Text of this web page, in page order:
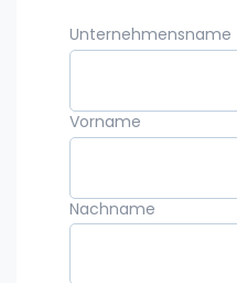
Unternehmensname
Vorname
Nachname